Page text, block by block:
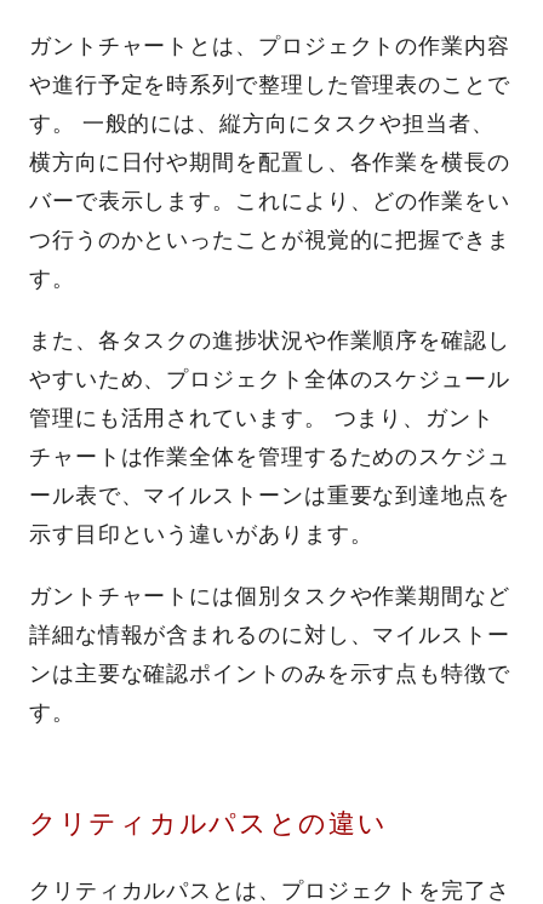
ガントチャートとは、プロジェクトの作業内容
や進行予定を時系列で整理した管理表のことで
す。 一般的には、縦方向にタスクや担当者、
横方向に日付や期間を配置し、各作業を横長の
バーで表示します。これにより、どの作業をい
つ行うのかといったことが視覚的に把握できま
す。
また、各タスクの進捗状況や作業順序を確認し
やすいため、プロジェクト全体のスケジュール
管理にも活用されています。 つまり、ガント
チャートは作業全体を管理するためのスケジュ
ール表で、マイルストーンは重要な到達地点を
示す目印という違いがあります。
ガントチャートには個別タスクや作業期間など
詳細な情報が含まれるのに対し、マイルストー
ンは主要な確認ポイントのみを示す点も特徴で
す。
クリティカルパスとの違い
クリティカルパスとは、プロジェクトを完了さ